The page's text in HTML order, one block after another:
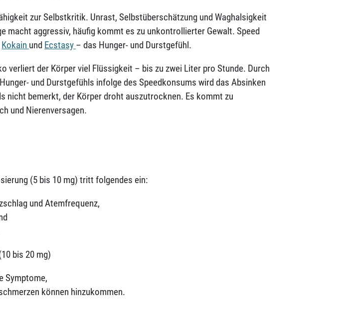
zur Selbstkritik. Unrast, Selbstüberschätzung und Waghalsigkeit
macht aggressiv, häufig kommt es zu unkontrollierter Gewalt. Speed
Kokain und Ecstasy – das Hunger- und Durstgefühl.
verliert der Körper viel Flüssigkeit – bis zu zwei Liter pro Stunde. Durch
und Durstgefühls infolge des Speedkonsums wird das Absinken
nicht bemerkt, der Körper droht auszutrocknen. Es kommt zu
und Nierenversagen.
(5 bis 10 mg) tritt folgendes ein:
und Atemfrequenz,
bis 20 mg)
Symptome,
können hinzukommen.